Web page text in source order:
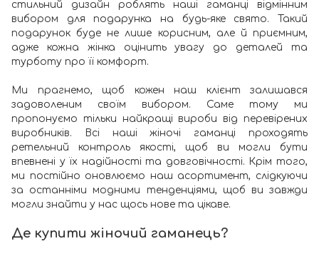
стильний дизайн роблять наші гаманці відмінним
вибором для подарунка на будь-яке свято. Такий
подарунок буде не лише корисним, але й приємним,
адже кожна жінка оцінить увагу до деталей та
турботу про її комфорт.
Ми прагнемо, щоб кожен наш клієнт залишався
задоволеним своїм вибором. Саме тому ми
пропонуємо тільки найкращі вироби від перевірених
виробників. Всі наші жіночі гаманці проходять
ретельний контроль якості, щоб ви могли бути
впевнені у їх надійності та довговічності. Крім того,
ми постійно оновлюємо наш асортимент, слідкуючи
за останніми модними тенденціями, щоб ви завжди
могли знайти у нас щось нове та цікаве.
Де купити жіночий гаманець?